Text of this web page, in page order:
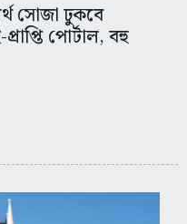
সোজা ঢুকবে
পোর্টাল, বহু